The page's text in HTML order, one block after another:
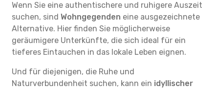
Wenn Sie eine authentischere und ruhigere Auszeit
suchen, sind Wohngegenden eine ausgezeichnete
Alternative. Hier finden Sie möglicherweise
geräumigere Unterkünfte, die sich ideal für ein
tieferes Eintauchen in das lokale Leben eignen.
Und für diejenigen, die Ruhe und
Naturverbundenheit suchen, kann ein idyllischer